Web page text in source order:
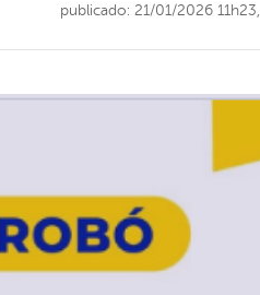
publicado: 21/01/2026 11h23,